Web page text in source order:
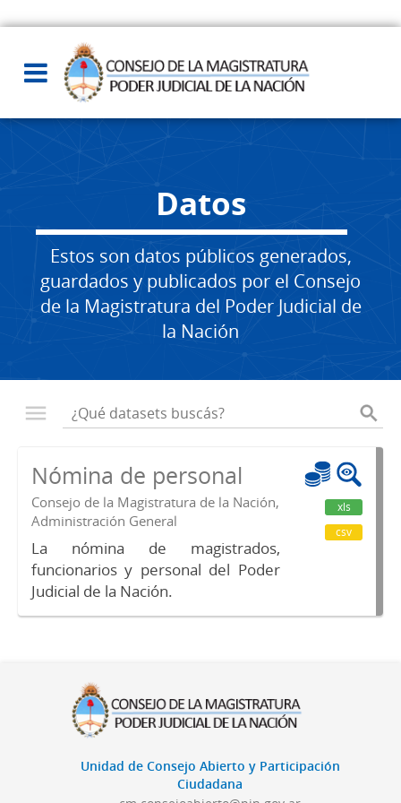
Datos
Estos son datos públicos generados,
guardados y publicados por el Consejo
de la Magistratura del Poder Judicial de
la Nación
Nómina de personal
Consejo de la Magistratura de la Nación,
Administración General
La nómina de magistrados,
funcionarios y personal del Poder
Judicial de la Nación.
xls
csv
Unidad de Consejo Abierto y Participación
Ciudadana